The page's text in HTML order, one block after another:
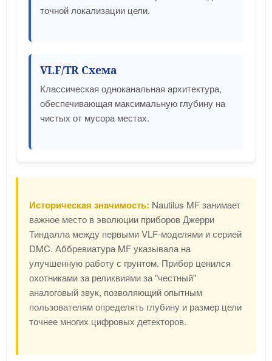
точной локализации цели.
VLF/TR Схема
Классическая одноканальная архитектура,
обеспечивающая максимальную глубину на
чистых от мусора местах.
Историческая значимость: Nautilus MF занимает
важное место в эволюции приборов Джерри
Тиндалла между первыми VLF-моделями и серией
DMC. Аббревиатура MF указывала на
улучшенную работу с грунтом. Прибор ценился
охотниками за реликвиями за "честный"
аналоговый звук, позволяющий опытным
пользователям определять глубину и размер цели
точнее многих цифровых детекторов.